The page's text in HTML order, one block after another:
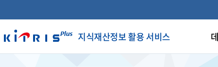
지식재산정보 활용 서비스